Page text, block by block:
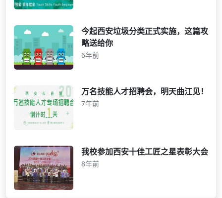
今起西安垃圾分类正式实施，这篇攻
略送给你
6年前
万名技能人才招聘会，明天曲江见！
7年前
我校参加西安十佳工匠之星表彰大会
8年前